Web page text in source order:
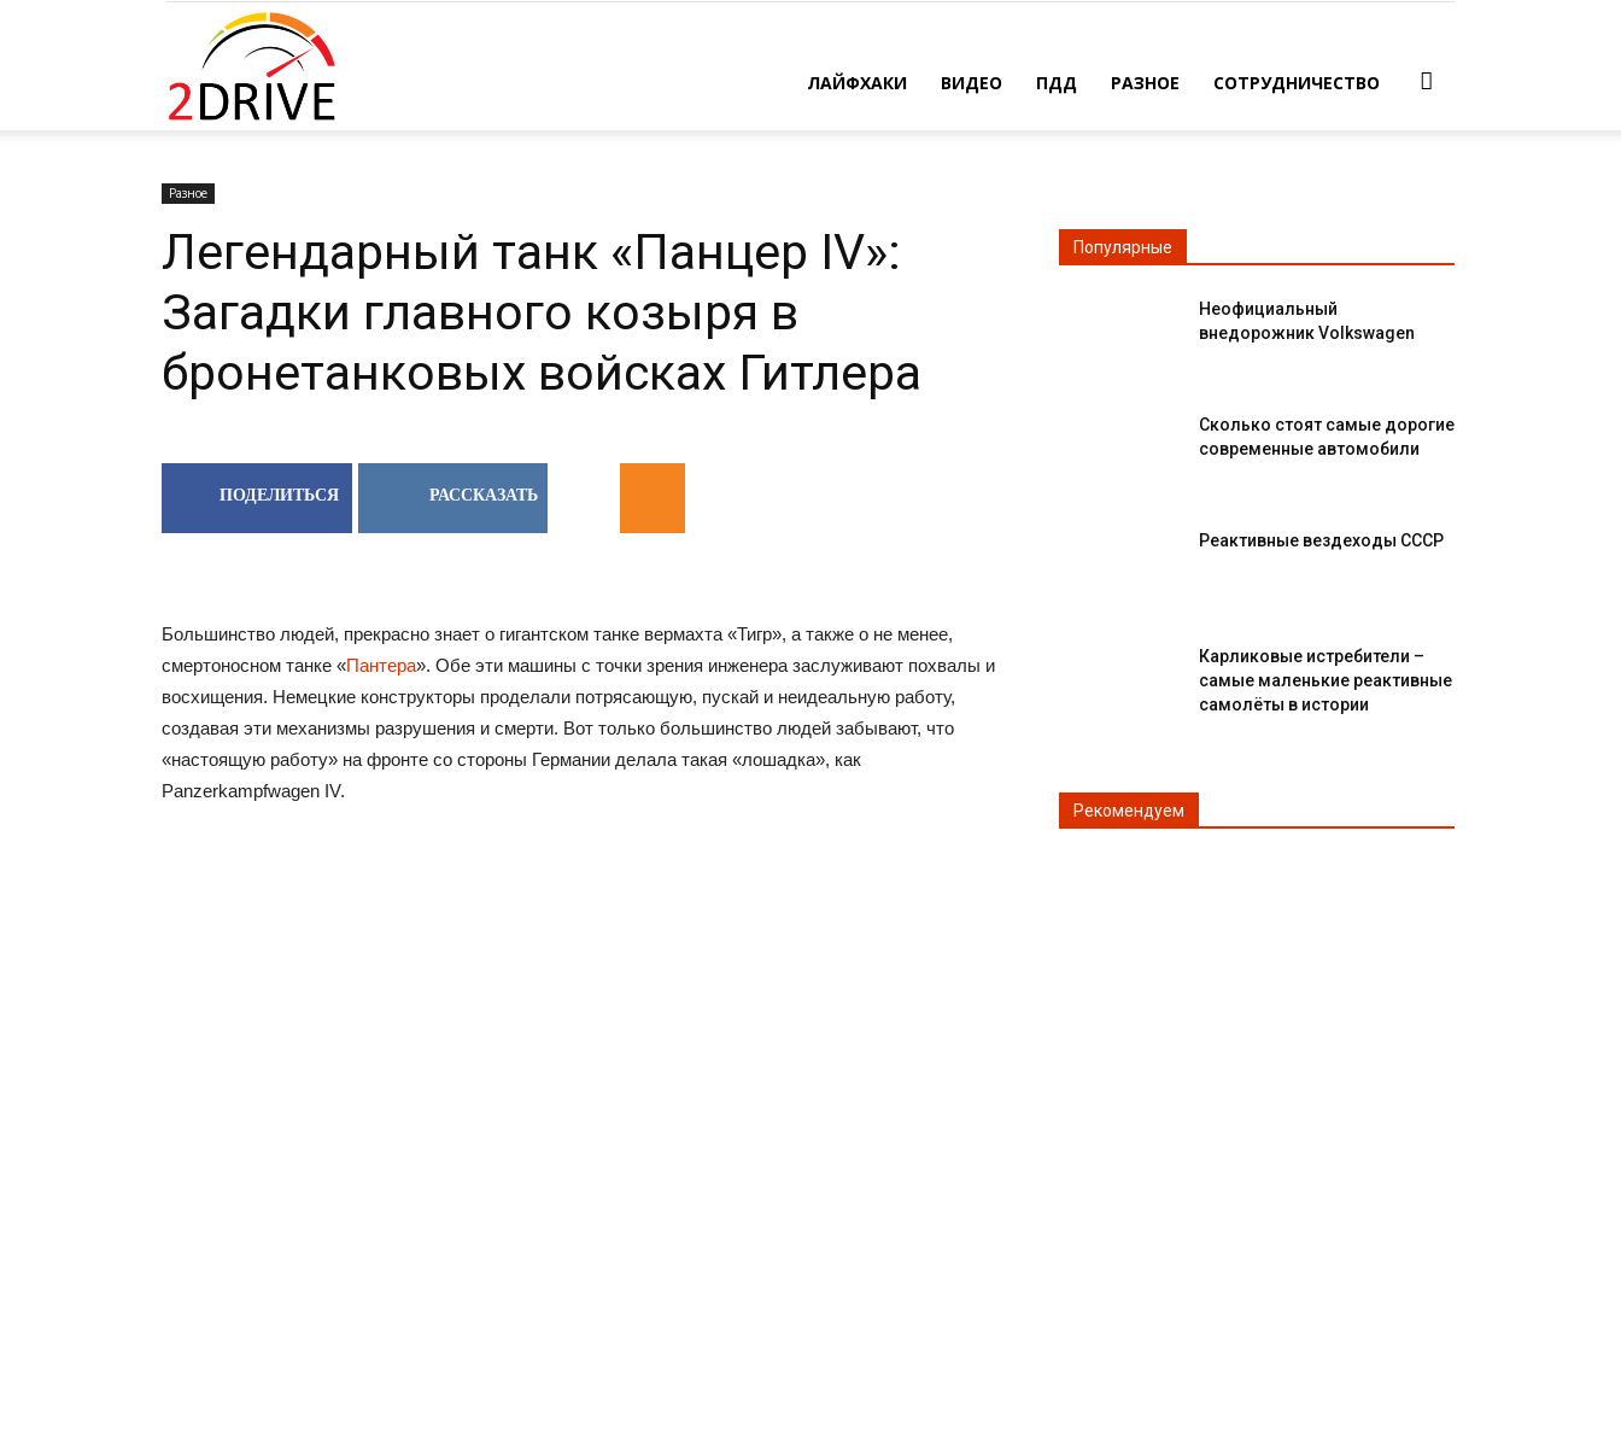
ЛАЙФХАКИ ВИДЕО ПДД РАЗНОЕ СОТРУДНИЧЕСТВО
Разное
Легендарный танк «Панцер IV»:
Загадки главного козыря в
бронетанковых войсках Гитлера
ПОДЕЛИТЬСЯ РАССКАЗАТЬ
Большинство людей, прекрасно знает о гигантском танке вермахта «Тигр», а также о не менее,
смертоносном танке «Пантера». Обе эти машины с точки зрения инженера заслуживают похвалы и
восхищения. Немецкие конструкторы проделали потрясающую, пускай и неидеальную работу,
создавая эти механизмы разрушения и смерти. Вот только большинство людей забывают, что
«настоящую работу» на фронте со стороны Германии делала такая «лошадка», как
Panzerkampfwagen IV.
Популярные
Неофициальный
внедорожник Volkswagen
Сколько стоят самые дорогие
современные автомобили
Реактивные вездеходы СССР
Карликовые истребители –
самые маленькие реактивные
самолёты в истории
Рекомендуем